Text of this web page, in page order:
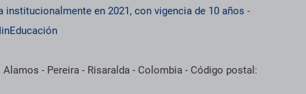
institucionalmente en 2021, con vigencia de 10 años -
Alamos - Pereira - Risaralda - Colombia - Código postal: